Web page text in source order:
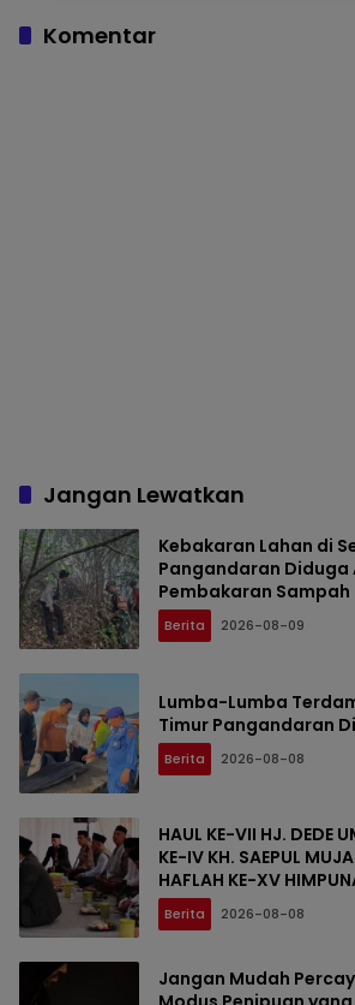
Terulang
Komentar
Jangan Lewatkan
Kebakaran Lahan di
Pangandaran Diduga
Pembakaran Sampah
Berita 2026-08-09
Lumba-Lumba
Timur Pangandaran
Berita 2026-08-08
HAUL KE-VII HJ. DEDE
KE-IV KH. SAEPUL
HAFLAH KE-XV
DIGELAR DI PONDOK
SANUSSIYAH
Berita 2026-08-08
Jangan Mudah